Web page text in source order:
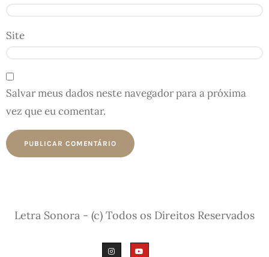
Site
Salvar meus dados neste navegador para a próxima
vez que eu comentar.
Letra Sonora - (c) Todos os Direitos Reservados